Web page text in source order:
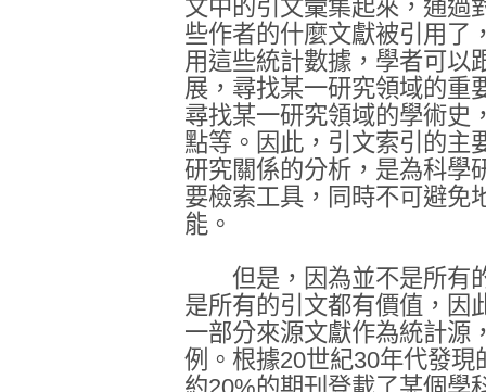
文中的引文彙集起來，通過
些作者的什麼文獻被引用了
用這些統計數據，學者可以
展，尋找某一研究領域的重
尋找某一研究領域的學術史
點等。因此，引文索引的主
研究關係的分析，是為科學
要檢索工具，同時不可避免
能。
但是，因為並不是所有
是所有的引文都有價值，因
一部分來源文獻作為統計源
例。根據20世紀30年代發